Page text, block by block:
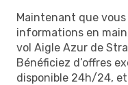
Maintenant que
informations en
vol Aigle Azur de
Bénéficiez d’offres
disponible 24h/24,